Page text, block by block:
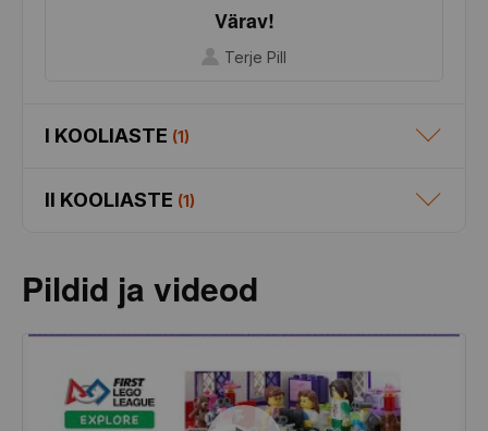
Värav!
Terje Pill
I KOOLIASTE (1)
II KOOLIASTE (1)
Pildid ja videod